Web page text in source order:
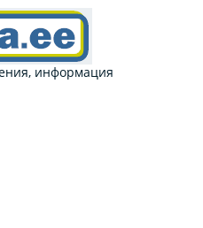
информация